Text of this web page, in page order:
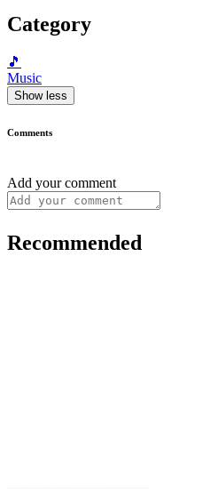
Category
🎵
Music
Show less
Comments
Add your comment
Recommended